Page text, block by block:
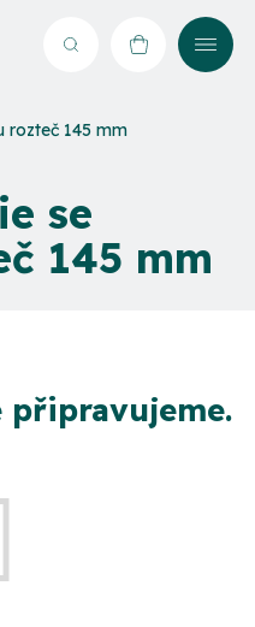
Hledat NÁKUPNÍ
rozteč 145 mm
se
145 mm